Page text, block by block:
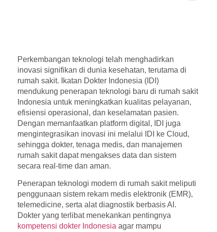
Perkembangan teknologi telah menghadirkan
inovasi signifikan di dunia kesehatan, terutama di
rumah sakit. Ikatan Dokter Indonesia (IDI)
mendukung penerapan teknologi baru di rumah sakit
Indonesia untuk meningkatkan kualitas pelayanan,
efisiensi operasional, dan keselamatan pasien.
Dengan memanfaatkan platform digital, IDI juga
mengintegrasikan inovasi ini melalui
IDI ke Cloud,
sehingga dokter, tenaga medis, dan manajemen
rumah sakit dapat mengakses data dan sistem
secara real-time dan aman.
Penerapan teknologi modern di rumah sakit meliputi
penggunaan sistem rekam medis elektronik (EMR),
telemedicine, serta alat diagnostik berbasis AI.
Dokter yang terlibat menekankan pentingnya
kompetensi dokter Indonesia agar mampu